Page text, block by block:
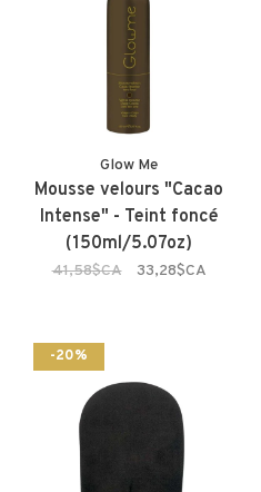
Glow Me
Mousse velours "Cacao
Intense" - Teint foncé
(150ml/5.07oz)
41,58$CA 33,28$CA
-20%